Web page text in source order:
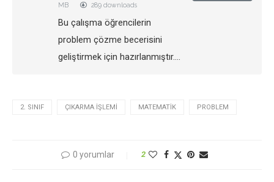
MB
289 downloads
Bu çalışma öğrencilerin
problem çözme becerisini
geliştirmek için hazırlanmıştır….
2. SINIF ÇIKARMA IŞLEMI MATEMATIK PROBLEM
0 yorumlar 2